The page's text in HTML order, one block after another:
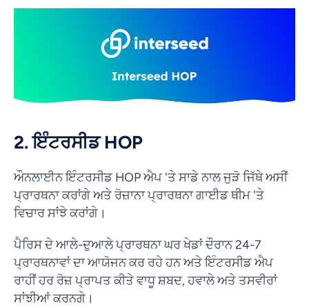
2. ਇੰਟਰਸੀਡ HOP
ਔਨਲਾਈਨ ਇੰਟਰਸੀਡ HOP ਐਪ 'ਤੇ ਸਾਡੇ ਨਾਲ ਜੁੜੋ ਜਿੱਥੇ ਅਸੀਂ
ਪ੍ਰਾਰਥਨਾ ਕਰਾਂਗੇ ਅਤੇ ਰੋਜ਼ਾਨਾ ਪ੍ਰਾਰਥਨਾ ਗਾਈਡ ਥੀਮ 'ਤੇ
ਵਿਚਾਰ ਸਾਂਝੇ ਕਰਾਂਗੇ।
ਪੈਰਿਸ ਦੇ ਆਲੇ-ਦੁਆਲੇ ਪ੍ਰਾਰਥਨਾ ਘਰ ਖੇਡਾਂ ਦੌਰਾਨ 24-7
ਪ੍ਰਾਰਥਨਾਵਾਂ ਦਾ ਆਯੋਜਨ ਕਰ ਰਹੇ ਹਨ ਅਤੇ ਇੰਟਰਸੀਡ ਐਪ
ਰਾਹੀਂ ਹਰ ਰੋਜ਼ ਪ੍ਰਾਪਤ ਕੀਤੇ ਵਾਧੂ ਸ਼ਬਦ, ਹਵਾਲੇ ਅਤੇ ਤਸਵੀਰਾਂ
ਸਾਂਝੀਆਂ ਕਰਨਗੇ।